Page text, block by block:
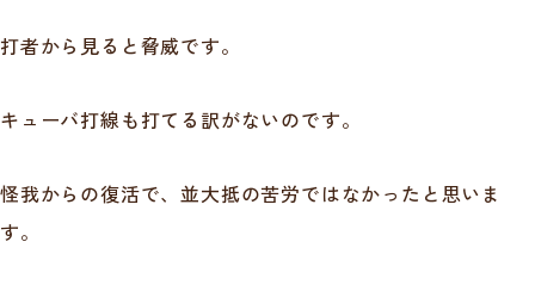
打者から見ると脅威です。
キューバ打線も打てる訳がないのです。
怪我からの復活で、並大抵の苦労ではなかったと思いま
す。